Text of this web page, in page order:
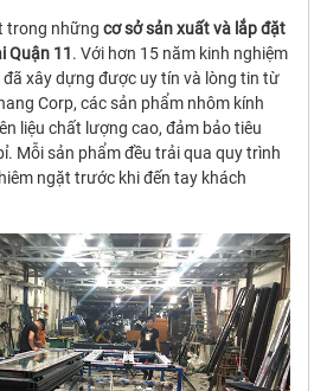
trong những cơ sở sản xuất và lắp đặt
Quận 11. Với hơn 15 năm kinh nghiệm
xây dựng được uy tín và lòng tin từ
Corp, các sản phẩm nhôm kính
liệu chất lượng cao, đảm bảo tiêu
Mỗi sản phẩm đều trải qua quy trình
ngặt trước khi đến tay khách